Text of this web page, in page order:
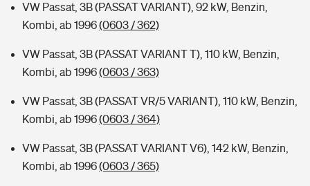
VW Passat, 3B (PASSAT VARIANT), 92 kW, Benzin,
Kombi, ab 1996(0603 / 362)
VW Passat, 3B (PASSAT VARIANT T), 110 kW, Benzin,
Kombi, ab 1996(0603 / 363)
VW Passat, 3B (PASSAT VR/5 VARIANT), 110 kW, Benzin,
Kombi, ab 1996(0603 / 364)
VW Passat, 3B (PASSAT VARIANT V6), 142 kW, Benzin,
Kombi, ab 1996(0603 / 365)